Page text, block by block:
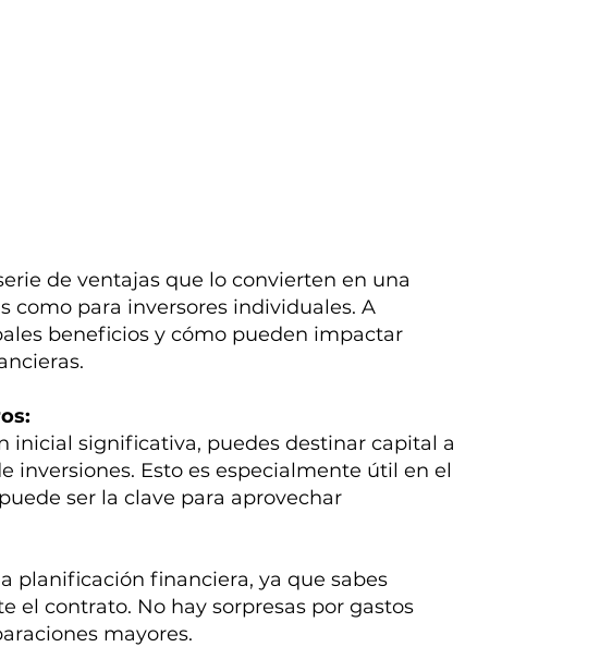
de ventajas que lo convierten en una
como para inversores individuales. A
beneficios y cómo pueden impactar
inicial significativa, puedes destinar capital a
inversiones. Esto es especialmente útil en el
ser la clave para aprovechar
planificación financiera, ya que sabes
el contrato. No hay sorpresas por gastos
mayores.